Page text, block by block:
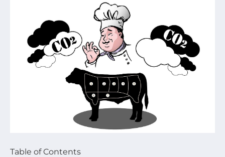
Table of Contents